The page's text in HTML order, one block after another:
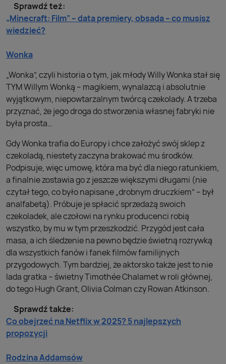
Sprawdź też:
„Minecraft: Film” – data premiery, obsada – co musisz
wiedzieć?
Wonka
„Wonka”, czyli historia o tym, jak młody Willy Wonka stał się
TYM Willym Wonką – magikiem, wynalazcą i absolutnie
wyjątkowym, niepowtarzalnym twórcą czekolady. A trzeba
przyznać, że jego droga do stworzenia własnej fabryki nie
była prosta…
Gdy Wonka trafia do Europy i chce założyć swój sklep z
czekoladą, niestety zaczyna brakować mu środków.
Podpisuje, więc umowę, która ma być dla niego ratunkiem,
a finalnie zostawia go z jeszcze większymi długami (nie
czytał tego, co było napisane „drobnym druczkiem” – był
analfabetą). Próbuje je spłacić sprzedażą swoich
czekoladek, ale czołowi na rynku producenci robią
wszystko, by mu w tym przeszkodzić. Przygód jest cała
masa, a ich śledzenie na pewno będzie świetną rozrywką
dla wszystkich fanów i fanek filmów familijnych
przygodowych. Tym bardziej, że aktorsko także jest to nie
lada gratka – świetny Timothée Chalamet w roli głównej,
do tego Hugh Grant, Olivia Colman czy Rowan Atkinson.
Sprawdź także:
Co obejrzeć na Netflix w 2025? 5 najlepszych
propozycji
Rodzina Addamsów